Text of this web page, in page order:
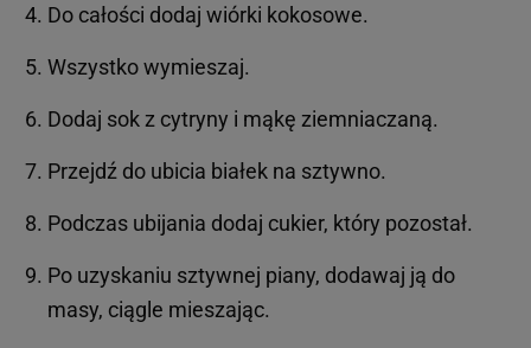
Do całości dodaj wiórki kokosowe.
Wszystko wymieszaj.
Dodaj sok z cytryny i mąkę ziemniaczaną.
Przejdź do ubicia białek na sztywno.
Podczas ubijania dodaj cukier, który pozostał.
Po uzyskaniu sztywnej piany, dodawaj ją do
masy, ciągle mieszając.